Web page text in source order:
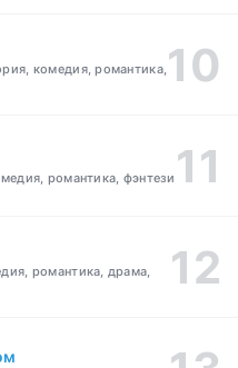
комедия, романтика,
романтика, фэнтези
романтика, драма,